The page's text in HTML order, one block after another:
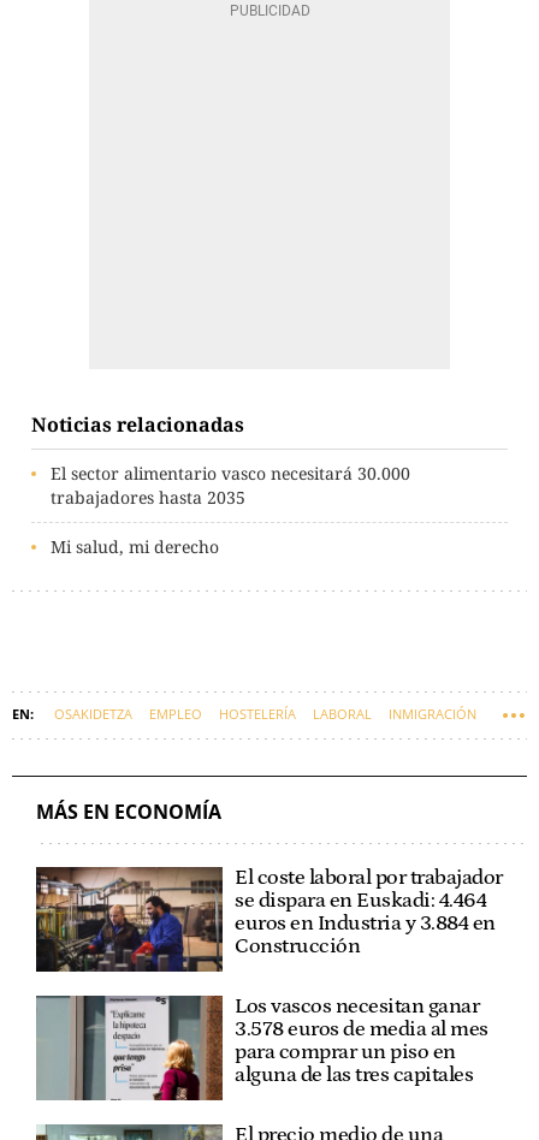
Noticias relacionadas
El sector alimentario vasco necesitará 30.000
trabajadores hasta 2035
Mi salud, mi derecho
OSAKIDETZA EMPLEO HOSTELERÍA LABORAL INMIGRACIÓN
MÁS EN ECONOMÍA
El coste laboral por trabajador
se dispara en Euskadi: 4.464
euros en Industria y 3.884 en
Construcción
Los vascos necesitan ganar
3.578 euros de media al mes
para comprar un piso en
alguna de las tres capitales